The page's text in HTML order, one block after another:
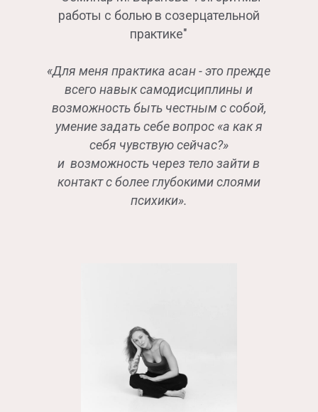
работы с болью в созерцательной
практике"
«Для меня практика асан - это прежде
всего навык самодисциплины и
возможность быть честным с собой,
умение задать себе вопрос «а как я
себя чувствую сейчас?»
и возможность через тело зайти в
контакт с более глубокими слоями
психики».